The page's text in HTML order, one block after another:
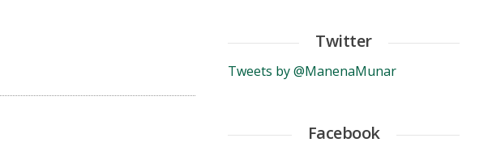
Twitter
Tweets by @ManenaMunar
Facebook